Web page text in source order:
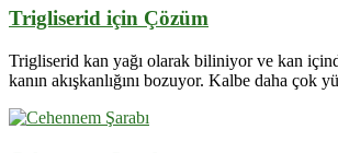
Trigliserid için Çözüm
Trigliserid kan yağı olarak biliniyor ve kan
kanın akışkanlığını bozuyor. Kalbe daha çok